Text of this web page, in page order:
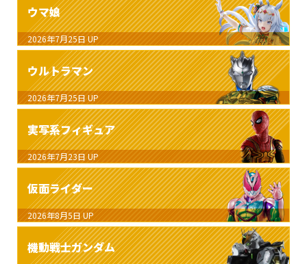
ウマ娘
2026年7月25日 UP
ウルトラマン
2026年7月25日 UP
実写系フィギュア
2026年7月23日 UP
仮面ライダー
2026年8月5日 UP
機動戦士ガンダム